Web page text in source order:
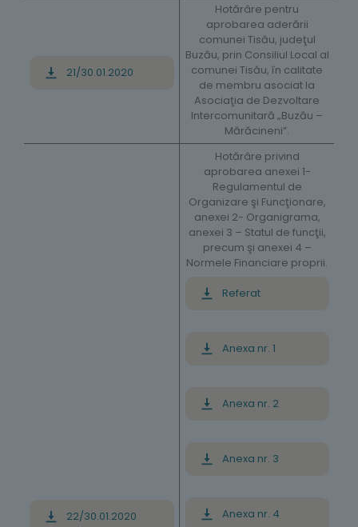
21/30.01.2020
Hotărâre pentru
aprobarea aderării
comunei Tisău, judeţul
Buzău, prin Consiliul Local al
comunei Tisău, în calitate
de membru asociat la
Asociaţia de Dezvoltare
Intercomunitară „Buzău –
Mărăcineni”.
22/30.01.2020
Hotărâre privind
aprobarea anexei 1-
Regulamentul de
Organizare şi Funcţionare,
anexei 2- Organigrama,
anexei 3 – Statul de funcţii,
precum şi anexei 4 –
Normele Financiare proprii.
Referat
Anexa nr. 1
Anexa nr. 2
Anexa nr. 3
Anexa nr. 4